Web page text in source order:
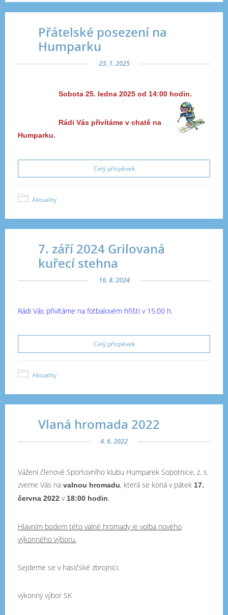
Přátelské posezení na
Humparku
23. 1. 2025
Sobota 25. ledna 2025 od 14:00 hodin.
Rádi Vás přivítáme v chatě na
Humparku.
Celý příspěvek
Aktuality
7. září 2024 Grilovaná
kuřecí stehna
16. 8. 2024
Rádi Vás přivítáme na fotbalovém hřišti v 15.00 h.
Celý příspěvek
Aktuality
Vlaná hromada 2022
4. 6. 2022
Vážení členové Sportovního klubu Humparek Sopotnice, z. s.
zveme Vás na valnou hromadu, která se koná v pátek 17.
června 2022 v 18:00 hodin.
Hlavním bodem této valné hromady je volba nového
výkonného výboru.
Sejdeme se v hasičské zbrojnici.
výkonný výbor SK